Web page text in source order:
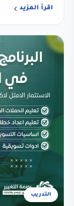
اقرأ المزيد
التدريب